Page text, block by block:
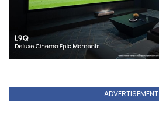
ADVERTISEMENT